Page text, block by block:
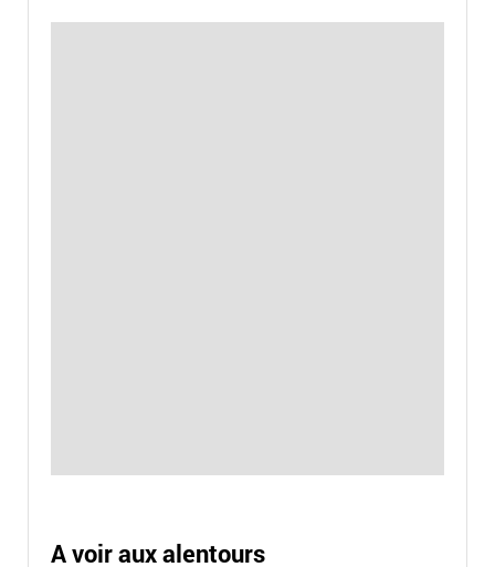
A voir aux alentours